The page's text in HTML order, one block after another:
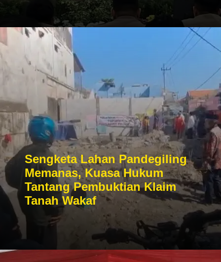
Sengketa Lahan Pandegiling
Memanas, Kuasa Hukum
Tantang Pembuktian Klaim
Tanah Wakaf